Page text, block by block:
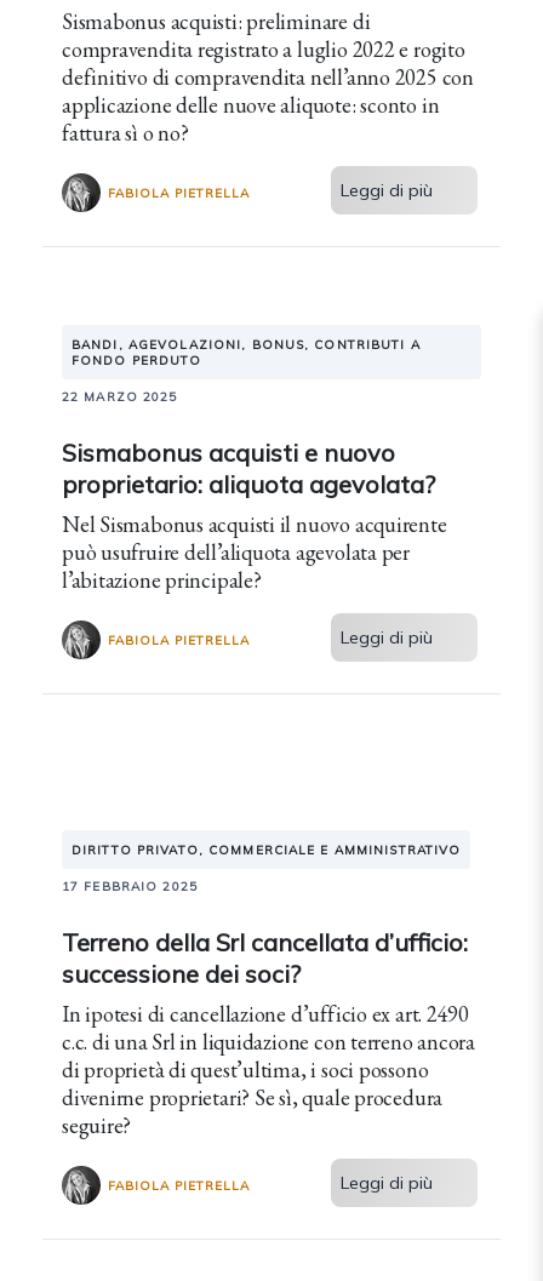
Sismabonus acquisti: preliminare di
compravendita registrato a luglio 2022 e rogito
definitivo di compravendita nell’anno 2025 con
applicazione delle nuove aliquote: sconto in
fattura sì o no?
FABIOLA PIETRELLA Leggi di più
BANDI, AGEVOLAZIONI, BONUS, CONTRIBUTI A
FONDO PERDUTO
22 MARZO 2025
Sismabonus acquisti e nuovo
proprietario: aliquota agevolata?
Nel Sismabonus acquisti il nuovo acquirente
può usufruire dell’aliquota agevolata per
l’abitazione principale?
FABIOLA PIETRELLA Leggi di più
DIRITTO PRIVATO, COMMERCIALE E AMMINISTRATIVO
17 FEBBRAIO 2025
Terreno della Srl cancellata d’ufficio:
successione dei soci?
In ipotesi di cancellazione d’ufficio ex art. 2490
c.c. di una Srl in liquidazione con terreno ancora
di proprietà di quest’ultima, i soci possono
divenirne proprietari? Se sì, quale procedura
seguire?
FABIOLA PIETRELLA Leggi di più